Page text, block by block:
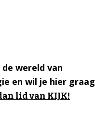
wereld van
en wil je hier graag
lid van KIJK!